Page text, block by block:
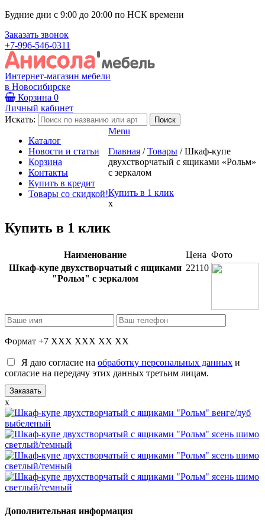
Будние дни с 9:00 до 20:00 по НСК времени
Заказать звонок
+7-996-546-0311
Интернет-магазин мебели
в Новосибирске
Корзина 0
Личный кабинет
Искать:
Каталог
Новости и статьи
Корзина
Контакты
Купить в кредит
Товары со скидкой!
Menu
Главная / Товары / Шкаф-купе
двухстворчатый с ящиками «Рольм»
с зеркалом
Купить в 1 клик
x
Купить в 1 клик
Наименование Цена Фото
Шкаф-купе двухстворчатый с ящиками
"Рольм" с зеркалом
22110
Формат +7 XXX XXX XX XX
Я даю согласие на обработку персональных данных и
согласие на передачу этих данных третьим лицам.
x
Дополнительная информация